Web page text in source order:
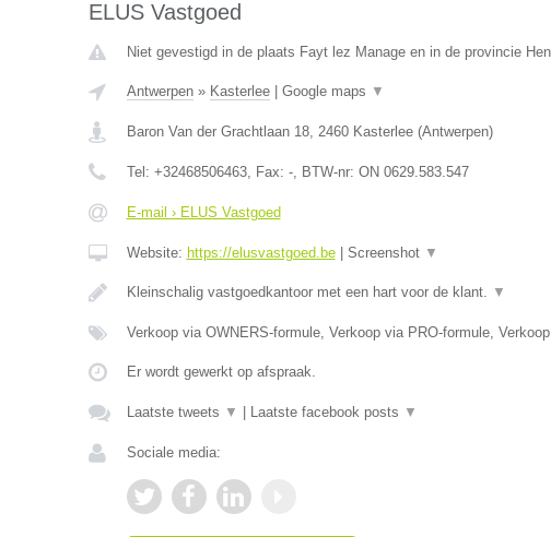
ELUS Vastgoed
Niet gevestigd in de plaats Fayt lez Manage en in de provincie
Antwerpen» Kasterlee| Google maps ▼
Baron Van der Grachtlaan 18, 2460 Kasterlee(Antwerpen)
Tel: +32468506463, Fax: -, BTW-nr: ON 0629.583.547
E-mail › ELUS Vastgoed
Website: https://elusvastgoed.be| Screenshot ▼
Kleinschalig vastgoedkantoor met een hart voor de klant. ▼
Verkoop via OWNERS-formule, Verkoop via PRO-formule,
Er wordt gewerkt op afspraak.
Laatste tweets ▼ Laatste facebook posts ▼
Sociale media: